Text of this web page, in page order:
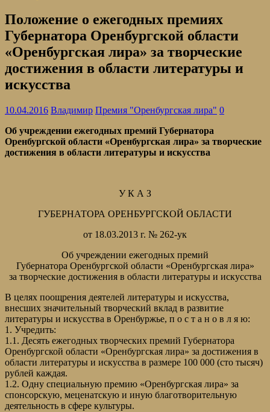
Положение о ежегодных премиях
Губернатора Оренбургской области
«Оренбургская лира» за творческие
достижения в области литературы и
искусства
10.04.2016 Владимир Премия "Оренбургская лира" 0
Об учреждении ежегодных премий Губернатора
Оренбургской области «Оренбургская лира» за творческие
достижения в области литературы и искусства
У К А З
ГУБЕРНАТОРА ОРЕНБУРГСКОЙ ОБЛАСТИ
от 18.03.2013 г. № 262-ук
Об учреждении ежегодных премий
Губернатора Оренбургской области «Оренбургская лира»
за творческие достижения в области литературы и искусства
В целях поощрения деятелей литературы и искусства,
внесших значительный творческий вклад в развитие
литературы и искусства в Оренбуржье, п о с т а н о в л я ю:
1. Учредить:
1.1. Десять ежегодных творческих премий Губернатора
Оренбургской области «Оренбургская лира» за достижения в
области литературы и искусства в размере 100 000 (сто тысяч)
рублей каждая.
1.2. Одну специальную премию «Оренбургская лира» за
спонсорскую, меценатскую и иную благотворительную
деятельность в сфере культуры.